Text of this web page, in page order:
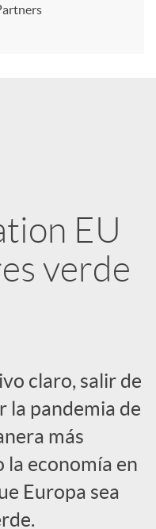
EU
verde
claro, salir de
la pandemia de
más
economía en
Europa sea